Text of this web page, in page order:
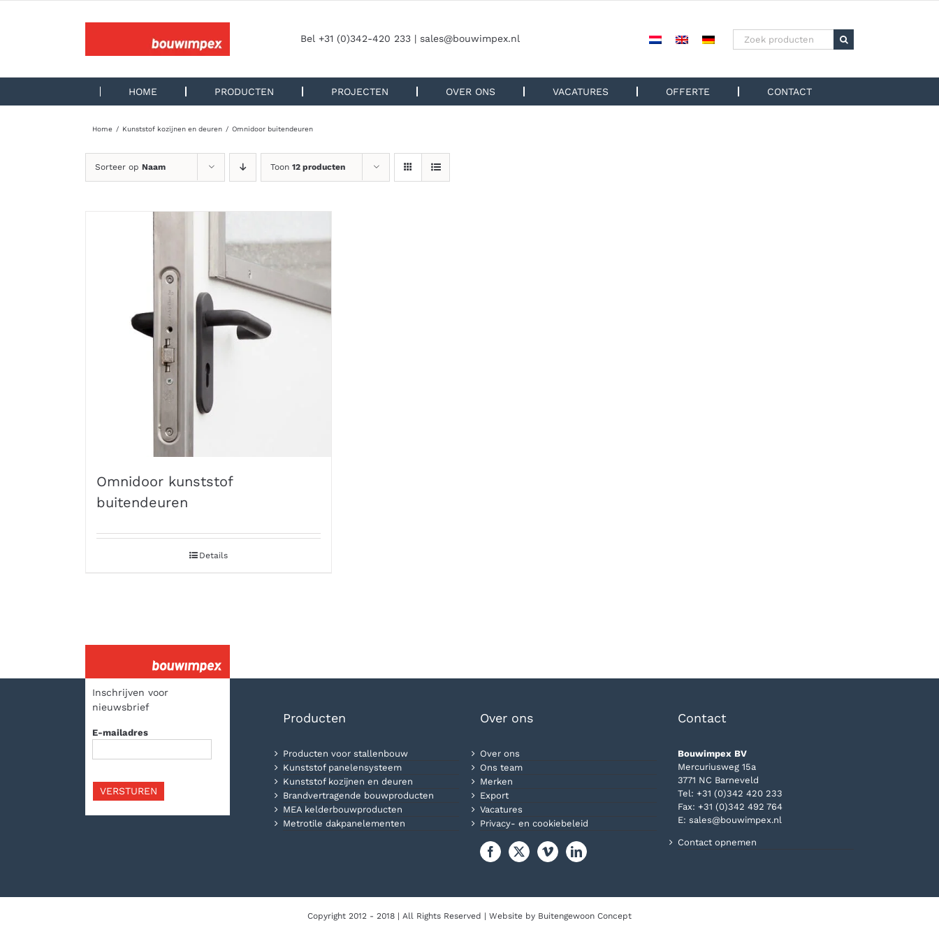
Bel +31 (0)342-420 233 | sales@bouwimpex.nl
Zoeken
naar:
HOME PRODUCTEN PROJECTEN OVER ONS VACATURES OFFERTE CONTACT
Home Kunststof kozijnen en deuren Omnidoor buitendeuren
Sorteer op Naam Toon 12 producten
Omnidoor kunststof
buitendeuren
Details
Inschrijven voor
nieuwsbrief
E-mailadres
VERSTUREN
Producten
Producten voor stallenbouw
Kunststof panelensysteem
Kunststof kozijnen en deuren
Brandvertragende bouwproducten
MEA kelderbouwproducten
Metrotile dakpanelementen
Over ons
Over ons
Ons team
Merken
Export
Vacatures
Privacy- en cookiebeleid
Contact
Bouwimpex BV
Mercuriusweg 15a
3771 NC Barneveld
Tel: +31 (0)342 420 233
Fax: +31 (0)342 492 764
E: sales@bouwimpex.nl
Contact opnemen
Copyright 2012 - 2018 | All Rights Reserved | Website by Buitengewoon Concept